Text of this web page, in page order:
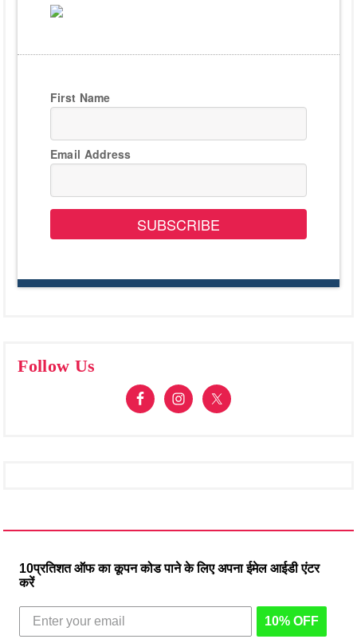
First Name
Email Address
SUBSCRIBE
Follow Us
10प्रतिशत ऑफ का कूपन कोड पाने के लिए अपना ईमेल आईडी एंटर
करें
10% OFF